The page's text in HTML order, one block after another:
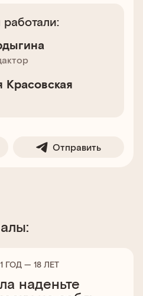
Красовская
Отправить
1 ГОД — 18 ЛЕТ
наденьте